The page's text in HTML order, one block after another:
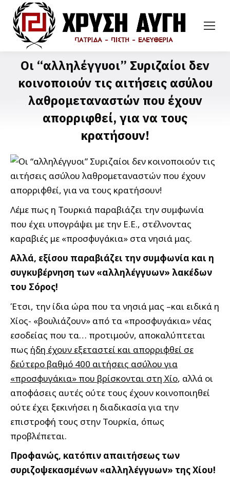
Οι “αλληλέγγυοι” Συριζαίοι δεν
κοινοποιούν τις αιτήσεις ασύλου
λαθρομεταναστών που έχουν
απορριφθεί, για να τους
κρατήσουν!
Λέμε πως η Τουρκιά παραβιάζει την συμφωνία
που έχει υπογράψει με την Ε.Ε., στέλνοντας
καραβιές με «προσφυγάκια» στα νησιά μας.
Αλλά, εξίσου παραβιάζει την συμφωνία και η
συγκυβέρνηση των «αλληλέγγυων» λακέδων
του Σόρος!
Έτσι, την ίδια ώρα που τα νησιά μας –και ειδικά η
Χίος- «βουλιάζουν» από τα «προσφυγάκια» νέας
εσοδείας που τα… προτιμούν, αποκαλύπτεται
πως ήδη έχουν εξεταστεί και απορριφθεί σε
δεύτερο βαθμό 400 αιτήσεις ασύλου για
«προσφυγάκια» που βρίσκονται στη Χίο, αλλά οι
αποφάσεις αυτές ούτε τους έχουν κοινοποιηθεί
ούτε έχει ξεκινήσει η διαδικασία για την
επιστροφή τους στην Τουρκία, όπως
προβλέπεται.
Προφανώς, κατόπιν απαιτήσεως των
συριζοψεκασμένων «αλληλέγγυων» της Χίου!